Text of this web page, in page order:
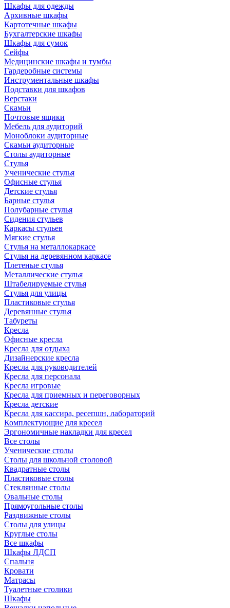
Шкафы для одежды
Архивные шкафы
Картотечные шкафы
Бухгалтерские шкафы
Шкафы для сумок
Сейфы
Медицинские шкафы и тумбы
Гардеробные системы
Инструментальные шкафы
Подставки для шкафов
Верстаки
Скамьи
Почтовые ящики
Мебель для аудиторий
Моноблоки аудиторные
Скамьи аудиторные
Столы аудиторные
Стулья
Ученические стулья
Офисные стулья
Детские стулья
Барные стулья
Полубарные стулья
Сидения стульев
Каркасы стульев
Мягкие стулья
Стулья на металлокаркасе
Стулья на деревянном каркасе
Плетеные стулья
Металлические стулья
Штабелируемые стулья
Стулья для улицы
Пластиковые стулья
Деревянные стулья
Табуреты
Кресла
Офисные кресла
Кресла для отдыха
Дизайнерские кресла
Кресла для руководителей
Кресла для персонала
Кресла игровые
Кресла для приемных и переговорных
Кресла детские
Кресла для кассира, ресепшн, лабораторий
Комплектующие для кресел
Эргономичные накладки для кресел
Все столы
Ученические столы
Столы для школьной столовой
Квадратные столы
Пластиковые столы
Стеклянные столы
Овальные столы
Прямоугольные столы
Раздвижные столы
Столы для улицы
Круглые столы
Все шкафы
Шкафы ЛДСП
Спальня
Кровати
Матрасы
Туалетные столики
Шкафы